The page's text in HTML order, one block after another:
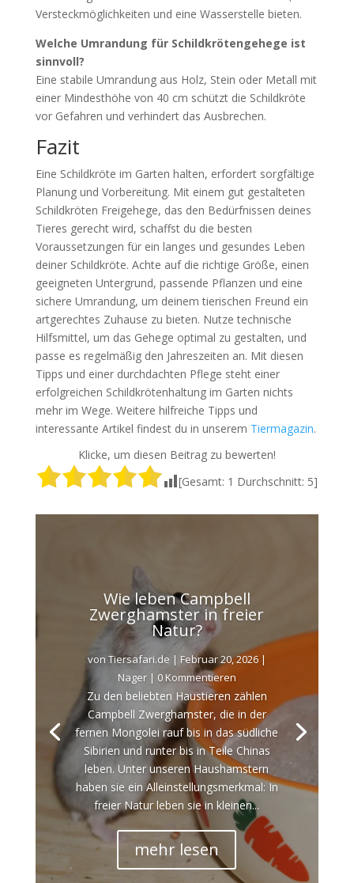
Versteckmöglichkeiten und eine Wasserstelle bieten.
Welche Umrandung für Schildkrötengehege ist
sinnvoll?
Eine stabile Umrandung aus Holz, Stein oder Metall mit
einer Mindesthöhe von 40 cm schützt die Schildkröte
vor Gefahren und verhindert das Ausbrechen.
Fazit
Eine Schildkröte im Garten halten, erfordert sorgfältige
Planung und Vorbereitung. Mit einem gut gestalteten
Schildkröten Freigehege, das den Bedürfnissen deines
Tieres gerecht wird, schaffst du die besten
Voraussetzungen für ein langes und gesundes Leben
deiner Schildkröte. Achte auf die richtige Größe, einen
geeigneten Untergrund, passende Pflanzen und eine
sichere Umrandung, um deinem tierischen Freund ein
artgerechtes Zuhause zu bieten. Nutze technische
Hilfsmittel, um das Gehege optimal zu gestalten, und
passe es regelmäßig den Jahreszeiten an. Mit diesen
Tipps und einer durchdachten Pflege steht einer
erfolgreichen Schildkrötenhaltung im Garten nichts
mehr im Wege. Weitere hilfreiche Tipps und
interessante Artikel findest du in unserem Tiermagazin.
Klicke, um diesen Beitrag zu bewerten!
[Gesamt: 1 Durchschnitt: 5]
Wie leben Campbell
Zwerghamster in freier
Natur?
von Tiersafari.de | Februar 20, 2026|
Nager| 0 Kommentieren
Zu den beliebten Haustieren zählen
Campbell Zwerghamster, die in der
fernen Mongolei rauf bis in das südliche
Sibirien und runter bis in Teile Chinas
leben. Unter unseren Haushamstern
haben sie ein Alleinstellungsmerkmal: In
freier Natur leben sie in kleinen...
mehr lesen